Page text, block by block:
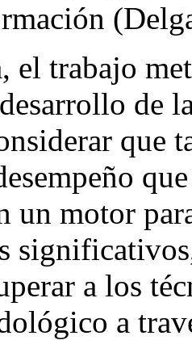
el trabajo
de
que
un motor
a los
a